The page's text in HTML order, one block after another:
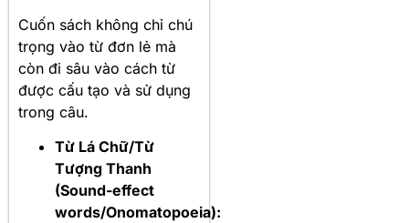
Cuốn sách không chỉ chú
trọng vào từ đơn lẻ mà
còn đi sâu vào cách từ
được cấu tạo và sử dụng
trong câu.
Từ Lá Chữ/Từ
Tượng Thanh
(Sound-effect
words/Onomatopoeia):